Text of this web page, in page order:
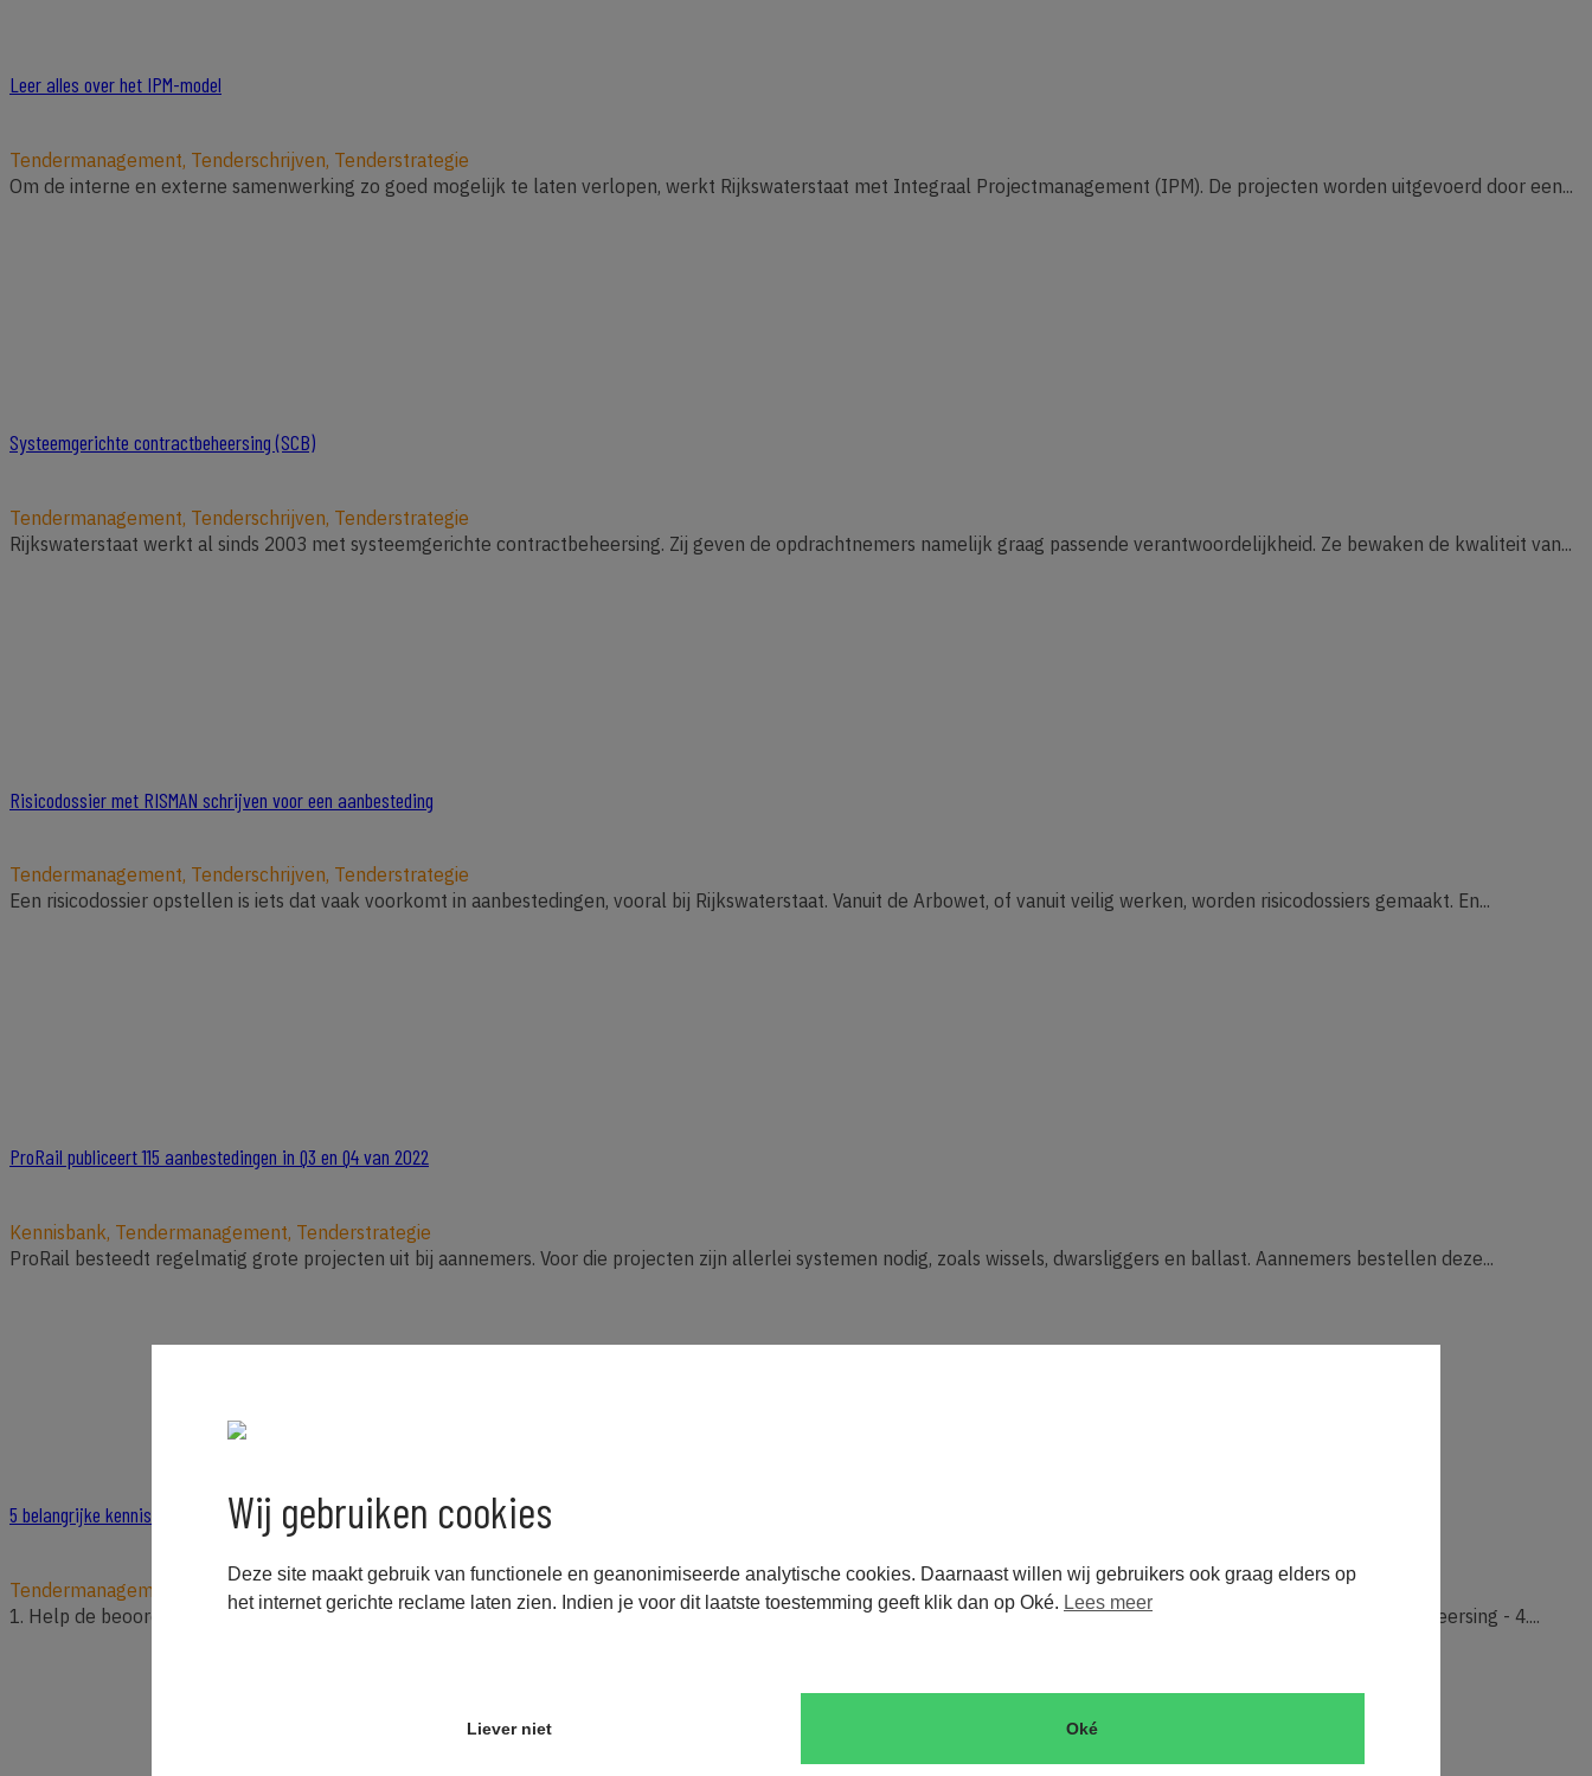
Wij gebruiken cookies
Deze site maakt gebruik van functionele en geanonimiseerde analytische cookies. Daarnaast willen wij gebruikers ook graag elders op
het internet gerichte reclame laten zien. Indien je voor dit laatste toestemming geeft klik dan op Oké. Lees meer
Liever niet Oké
Leer alles over het IPM-model
Tendermanagement, Tenderschrijven, Tenderstrategie
Om de interne en externe samenwerking zo goed mogelijk te laten verlopen, werkt Rijkswaterstaat met Integraal Projectmanagement (IPM). De projecten worden uitgevoerd door een...
Systeemgerichte contractbeheersing (SCB)
Tendermanagement, Tenderschrijven, Tenderstrategie
Rijkswaterstaat werkt al sinds 2003 met systeemgerichte contractbeheersing. Zij geven de opdrachtnemers namelijk graag passende verantwoordelijkheid. Ze bewaken de kwaliteit van...
Risicodossier met RISMAN schrijven voor een aanbesteding
Tendermanagement, Tenderschrijven, Tenderstrategie
Een risicodossier opstellen is iets dat vaak voorkomt in aanbestedingen, vooral bij Rijkswaterstaat. Vanuit de Arbowet, of vanuit veilig werken, worden risicodossiers gemaakt. En...
ProRail publiceert 115 aanbestedingen in Q3 en Q4 van 2022
Kennisbank, Tendermanagement, Tenderstrategie
ProRail besteedt regelmatig grote projecten uit bij aannemers. Voor die projecten zijn allerlei systemen nodig, zoals wissels, dwarsliggers en ballast. Aannemers bestellen deze...
5 belangrijke kennistips voor het inschrijven op een aanbesteding van Rijkswaterstaat
Tendermanagement, Tenderschrijven, Tenderstrategie
1. Help de beoordelaars met M.A.R.K. ???? schrijf BRAVO! - 2. Stel je risicodossier op volgens de RISMAN-methodiek - 3. Houd rekening met Systeem gerichte contractbeheersing - 4....